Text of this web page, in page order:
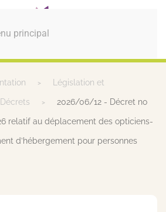
principal
Législation et
Décrets 2026/06/12 - Décret no
relatif au déplacement des opticiens-
d’hébergement pour personnes